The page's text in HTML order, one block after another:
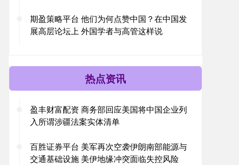
期盈策略平台 他们为何点赞中国？在中国发
展高层论坛上 外国学者与高管这样说
热点资讯
盈丰财富配资 商务部回应美国将中国企业列
入所谓涉疆法案实体清单
百胜证券平台 美军再次空袭伊朗南部能源与
交通基础设施 美伊地缘冲突面临失控风险